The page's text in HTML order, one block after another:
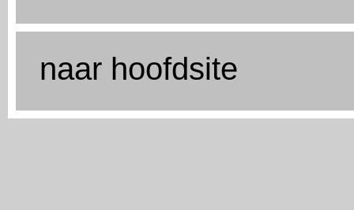
naar hoofdsite